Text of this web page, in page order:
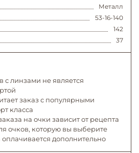
Металл
53-16-140
142
37
с линзами не является
заказ с популярными
класса
на очки зависит от рецепта
очков, которую вы выберите
оплачивается дополнительно